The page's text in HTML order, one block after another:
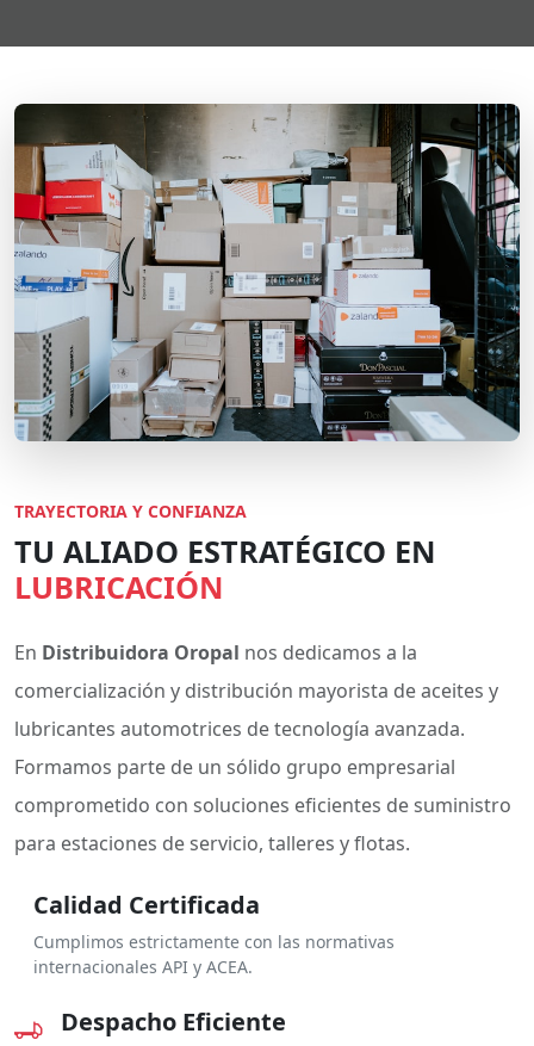
TRAYECTORIA Y CONFIANZA
TU ALIADO ESTRATÉGICO EN
LUBRICACIÓN
En Distribuidora Oropal nos dedicamos a la
comercialización y distribución mayorista de aceites y
lubricantes automotrices de tecnología avanzada.
Formamos parte de un sólido grupo empresarial
comprometido con soluciones eficientes de suministro
para estaciones de servicio, talleres y flotas.
Calidad Certificada
Cumplimos estrictamente con las normativas
internacionales API y ACEA.
Despacho Eficiente